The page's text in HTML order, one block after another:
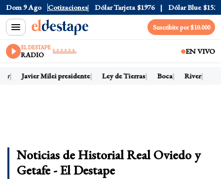
Dom 9 Ago Cotizaciones
Dólar Oficial $1520 Dólar Tarjeta $1976 Dólar Blue $1525
Suscribite por $10.000
EL DESTAPE
RADIO EN VIVO
Javier Milei presidente Ley de Tierras Boca River
Noticias de Historial Real Oviedo y
Getafe - El Destape